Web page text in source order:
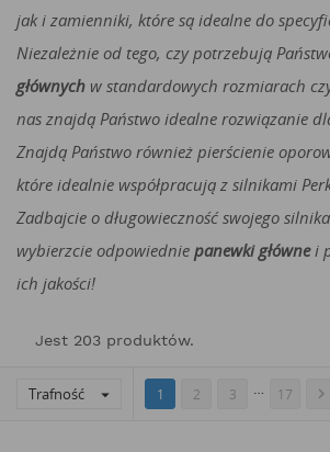
jak i zamienniki, które są idealne do
Niezależnie od tego, czy potrzebują
głównych w standardowych rozmiarach
nas znajdą Państwo idealne rozwiązanie
Znajdą Państwo również pierścienie
które idealnie współpracują z silnikami
Zadbajcie o długowieczność swojego
wybierzcie odpowiednie panewki głównei
ich jakości!
Jest 203 produktów.
Trafność  1 2 3 17 